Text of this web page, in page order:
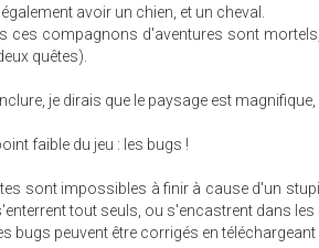
avoir un chien, et un cheval.
ces compagnons d'aventures sont
quêtes).
je dirais que le paysage est
faible du jeu : les bugs !
sont impossibles à finir à cause d'un
tout seuls, ou s'encastrent dans
bugs peuvent être corrigés en téléchargeant